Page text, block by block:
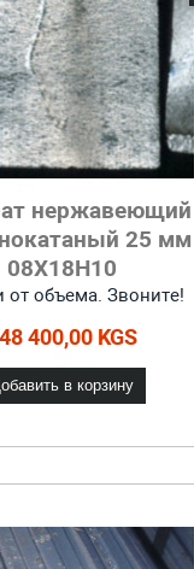
нержавеющий
25 мм
08Х18Н10
от объема. Звоните!
400,00 KGS
в корзину